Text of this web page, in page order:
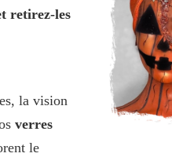
retirez-les
la vision
verres
le